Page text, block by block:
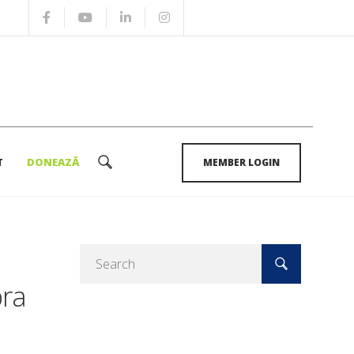
DONEAZĂ MEMBER LOGIN
și gestionarea bolilor cronice: o
după: